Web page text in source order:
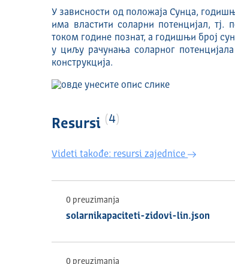
У зависности од положаја Сунца,
има властити соларни потенцијал, тј.
током године познат, а годишњи број
у циљу рачунања соларног
конструкција.
Resursi 4
Videti takođe: resursi zajednice
0 preuzimanja
solarnikapaciteti-zidovi-lin.json
0 preuzimanja